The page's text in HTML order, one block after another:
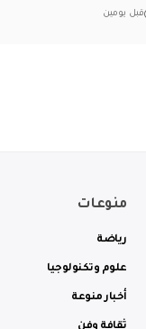
قبل يومين
منوعات
رياضة
علوم وتكنولوجيا
أخبار منوعة